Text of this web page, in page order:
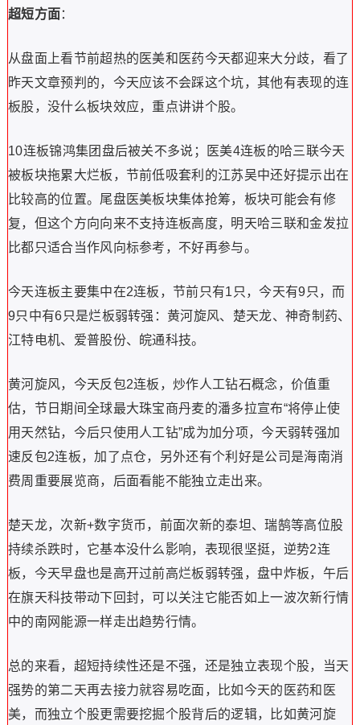
超短方面：
从盘面上看节前超热的医美和医药今天都迎来大分歧，看了
昨天文章预判的，今天应该不会踩这个坑，其他有表现的连
板股，没什么板块效应，重点讲讲个股。
10连板锦鸿集团盘后被关不多说；医美4连板的哈三联今天
被板块拖累大烂板，节前低吸套利的江苏吴中还好提示出在
比较高的位置。尾盘医美板块集体抢筹，板块可能会有修
复，但这个方向向来不支持连板高度，明天哈三联和金发拉
比都只适合当作风向标参考，不好再参与。
今天连板主要集中在2连板，节前只有1只，今天有9只，而
9只中有6只是烂板弱转强：黄河旋风、楚天龙、神奇制药、
江特电机、爱普股份、皖通科技。
黄河旋风，今天反包2连板，炒作人工钻石概念，价值重
估，节日期间全球最大珠宝商丹麦的潘多拉宣布“将停止使
用天然钻，今后只使用人工钻”成为加分项，今天弱转强加
速反包2连板，加了点仓，另外还有个利好是公司是海南消
费周重要展览商，后面看能不能独立走出来。
楚天龙，次新+数字货币，前面次新的泰坦、瑞鹄等高位股
持续杀跌时，它基本没什么影响，表现很坚挺，逆势2连
板，今天早盘也是高开过前高烂板弱转强，盘中炸板，午后
在旗天科技带动下回封，可以关注它能否如上一波次新行情
中的南网能源一样走出趋势行情。
总的来看，超短持续性还是不强，还是独立表现个股，当天
强势的第二天再去接力就容易吃面，比如今天的医药和医
美，而独立个股更需要挖掘个股背后的逻辑，比如黄河旋